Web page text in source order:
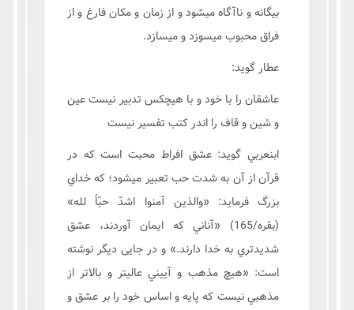
بيگانه و ناآگاه ميشود و از زمان و مكان فارغ و از
فراق محبوب ميسوزد و ميسازد.
عطار گويد:
عاشقان را با خود و با هيچكس تدبير نيست عين
و شين و قاف را اندر كتب تفسير نيست
ابنعربي گويد: عشق افراط محبت است كه در
قرآن از آن به شدت حب تعبير ميشود؛ كه خداي
بزرگ فرمايد: «والذين آمنوا اشدّ حبّاً لله»
(بقره/165) «آناني كه ايمان آوردند، عشق
شديدتري به خدا دارند.» و در جایی دیگر نوشته
است: «هيچ مذهب و آیيني عاليتر و بالاتر از
مذهبي نيست كه پايه و اساس خود را بر عشق و